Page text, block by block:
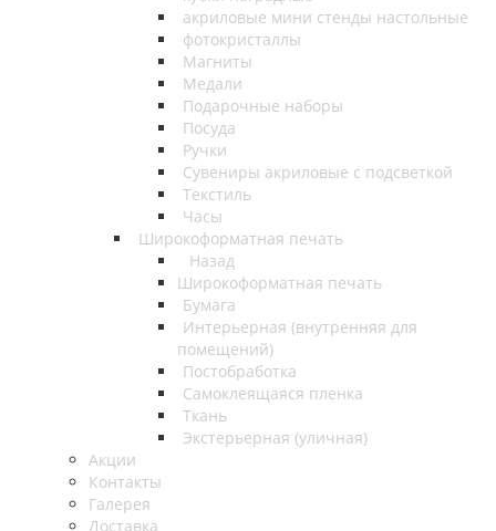
акриловые мини стенды настольные
фотокристаллы
Магниты
Медали
Подарочные наборы
Посуда
Ручки
Сувениры акриловые с подсветкой
Текстиль
Часы
Широкоформатная печать
Назад
Широкоформатная печать
Бумага
Интерьерная (внутренняя для
помещений)
Постобработка
Самоклеящаяся пленка
Ткань
Экстерьерная (уличная)
Акции
Контакты
Галерея
Доставка